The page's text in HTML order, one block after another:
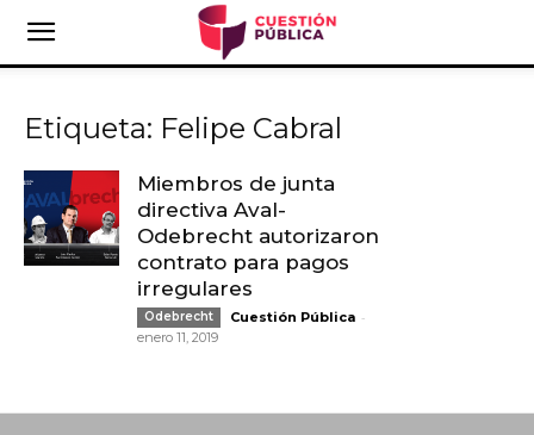
Etiqueta: Felipe Cabral
Miembros de junta
directiva Aval-
Odebrecht autorizaron
contrato para pagos
irregulares
Odebrecht Cuestión Pública -
enero 11, 2019